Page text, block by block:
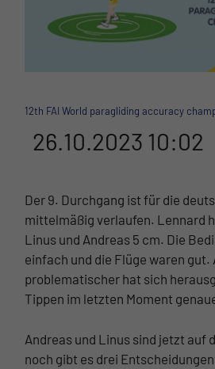
12th FAI World paragliding accuracy
26.10.2023 10:02
Der 9. Durchgang ist für die
mittelmäßig verlaufen. Lennard
Linus und Andreas 5 cm. Die
einfach und die Flüge waren gut.
problematischer hat sich
Tippen im letzten Moment
Andreas und Linus sind jetzt auf
noch gibt es drei